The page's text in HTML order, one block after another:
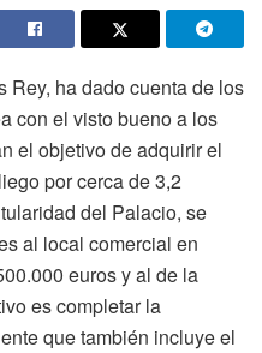
Rey, ha dado cuenta de los
con el visto bueno a los
el objetivo de adquirir el
por cerca de 3,2
del Palacio, se
al local comercial en
euros y al de la
es completar la
que también incluye el